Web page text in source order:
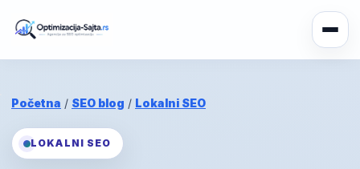
Početna / SEO blog / Lokalni SEO
LOKALNI SEO